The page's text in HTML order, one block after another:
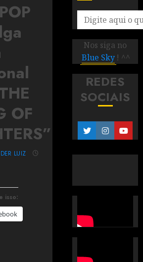
OF
isso:
LUIZ
Nos siga no
Blue Sky ! ^^
REDES
SOCIAIS